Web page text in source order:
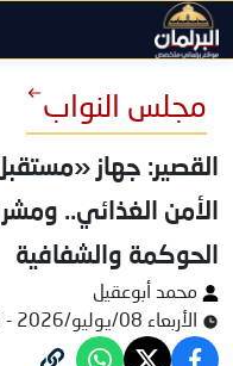
مجلس النواب
القصير: جهاز
الأمن الغذائي..
الحوكمة والشفافية
محمد أبوعقيل
الأربعاء 08/يوليو/2026 - 06:55 م
النائب السيد القصير